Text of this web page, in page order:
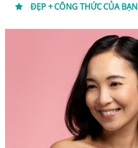
ĐẸP + CÔNG THỨC CỦA BẠN